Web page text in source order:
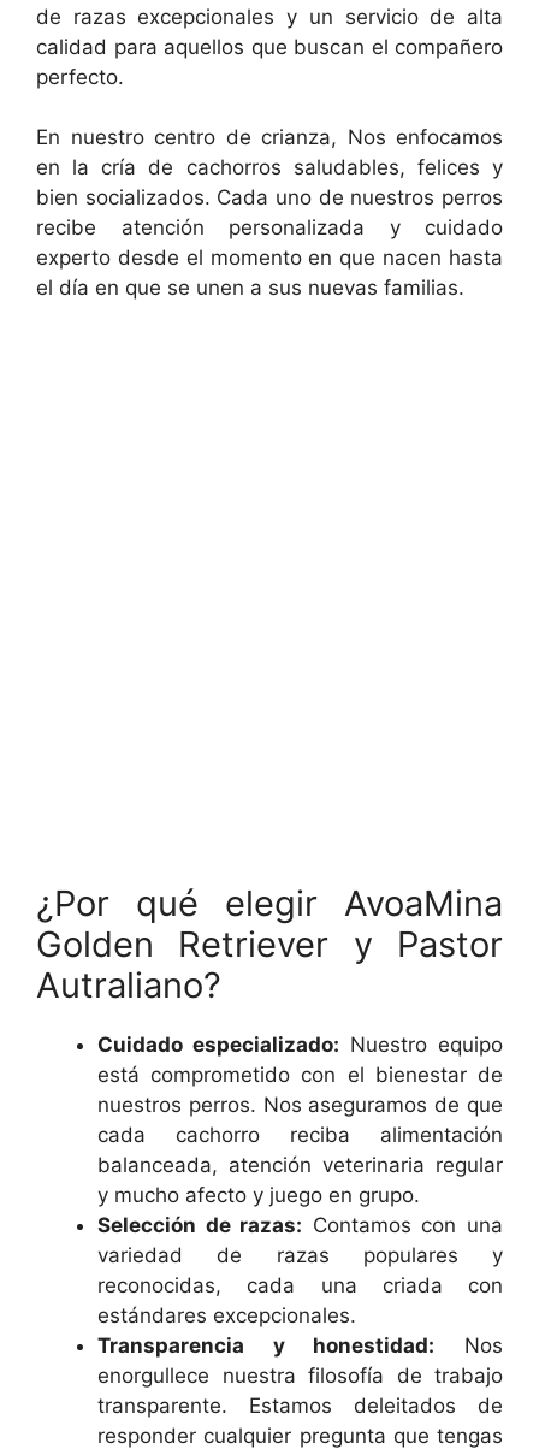
de razas excepcionales y un servicio de alta
calidad para aquellos que buscan el compañero
perfecto.
En nuestro centro de crianza, Nos enfocamos
en la cría de cachorros saludables, felices y
bien socializados. Cada uno de nuestros perros
recibe atención personalizada y cuidado
experto desde el momento en que nacen hasta
el día en que se unen a sus nuevas familias.
¿Por qué elegir AvoaMina
Golden Retriever y Pastor
Autraliano?
Cuidado especializado: Nuestro equipo
está comprometido con el bienestar de
nuestros perros. Nos aseguramos de que
cada cachorro reciba alimentación
balanceada, atención veterinaria regular
y mucho afecto y juego en grupo.
Selección de razas: Contamos con una
variedad de razas populares y
reconocidas, cada una criada con
estándares excepcionales.
Transparencia y honestidad: Nos
enorgullece nuestra filosofía de trabajo
transparente. Estamos deleitados de
responder cualquier pregunta que tengas